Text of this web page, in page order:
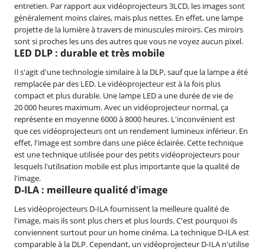
entretien. Par rapport aux vidéoprojecteurs 3LCD, les images sont
généralement moins claires, mais plus nettes. En effet, une lampe
projette de la lumière à travers de minuscules miroirs. Ces miroirs
sont si proches les uns des autres que vous ne voyez aucun pixel.
LED DLP : durable et très mobile
Il s'agit d'une technologie similaire à la DLP, sauf que la lampe a été
remplacée par des LED. Le vidéoprojecteur est à la fois plus
compact et plus durable. Une lampe LED a une durée de vie de
20 000 heures maximum. Avec un vidéoprojecteur normal, ça
représente en moyenne 6000 à 8000 heures. L'inconvénient est
que ces vidéoprojecteurs ont un rendement lumineux inférieur. En
effet, l'image est sombre dans une pièce éclairée. Cette technique
est une technique utilisée pour des petits vidéoprojecteurs pour
lesquels l'utilisation mobile est plus importante que la qualité de
l'image.
D-ILA : meilleure qualité d'image
Les vidéoprojecteurs D-ILA fournissent la meilleure qualité de
l'image, mais ils sont plus chers et plus lourds. C'est pourquoi ils
conviennent surtout pour un home cinéma. La technique D-ILA est
comparable à la DLP. Cependant, un vidéoprojecteur D-ILA n'utilise